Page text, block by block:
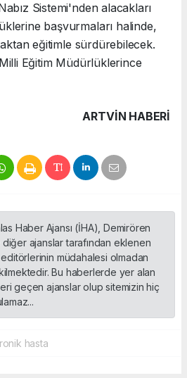
Sistemi'nden alacakları
başvurmaları halinde,
eğitimle sürdürebilecek.
Eğitim Müdürlüklerince
ARTVIN HABERİ
Haber Ajansı (İHA), Demirören
diğer ajanslar tarafından eklenen
müdahalesi olmadan
Bu haberlerde yer alan
geçen ajanslar olup sitemizin hiç
hasta